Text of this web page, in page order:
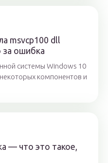
msvcp100 dll
ошибка
системы Windows 10
компонентов и
— что это такое,